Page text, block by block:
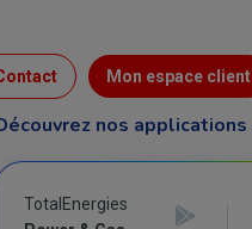
Mon espace client
nos applications
TotalEnergies